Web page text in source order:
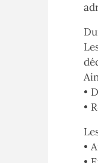
•
•
•